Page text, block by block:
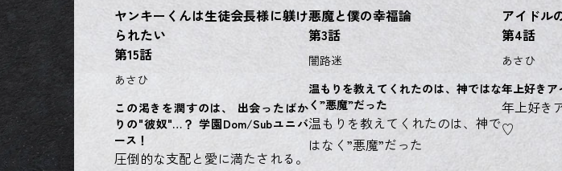
ヤンキーくんは生徒会長様に躾け
られたい
第15話
あさひ
この渇きを潤すのは、 出会ったばか
りの"彼奴"…？ 学園Dom/Subユニバ
ース！
圧倒的な支配と愛に満たされる。
悪魔と僕の幸福論
第3話
闇路迷
温もりを教えてくれたのは、神ではな
く”悪魔”だった
温もりを教えてくれたのは、神で
はなく”悪魔”だった
アイドル
第4話
あさひ
年上好き
年上好き
♡